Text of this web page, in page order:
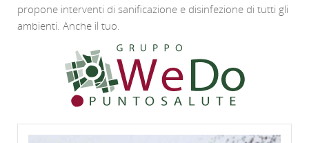
propone interventi di sanificazione e disinfezione di tutti gli
ambienti. Anche il tuo.